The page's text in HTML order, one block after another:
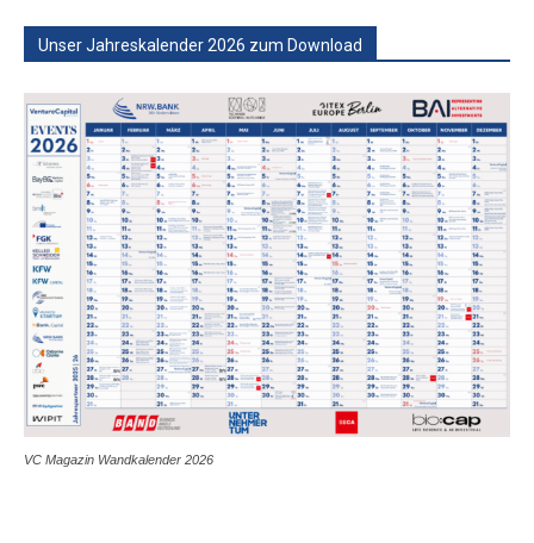
Unser Jahreskalender 2026 zum Download
VC Magazin Wandkalender 2026